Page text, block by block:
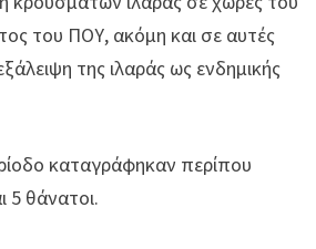
του ΠΟΥ, ακόμη και σε αυτές
της ιλαράς ως ενδημικής
καταγράφηκαν περίπου
5 θάνατοι.